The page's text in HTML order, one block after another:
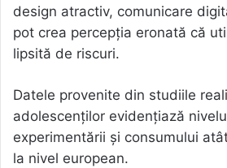
design atractiv, comunicare
pot crea percepția eronată că
lipsită de riscuri.
Datele provenite din studiile
adolescenților evidențiază
experimentării și consumului
la nivel european.